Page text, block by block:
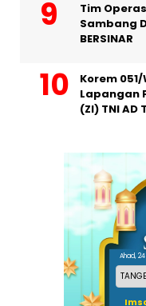
Tim
Sambang
BERSINAR
Korem
Lapangan
(ZI) TNI AD
Ahad,